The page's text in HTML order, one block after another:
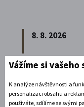
8. 8. 2026
Noční
Poznejte
působivém
Vážíme si vašeho
K analýze návštěvnosti a
personalizaci obsahu a
používáte, sdílíme se svými